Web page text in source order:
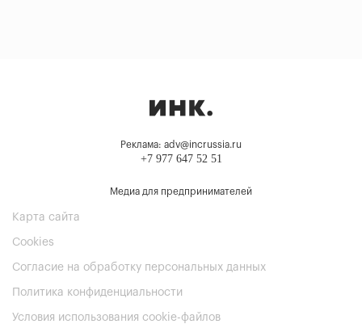
Реклама: adv@incrussia.ru
+7 977 647 52 51
Медиа для предпринимателей
Карта сайта
Cookies
Согласие на обработку персональных данных
Политика конфиденциальности
Условия использования cookie-файлов